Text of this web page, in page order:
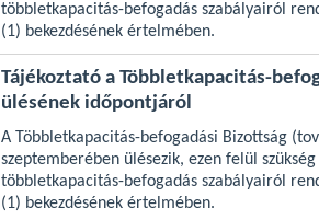
többletkapacitás-befogadás szabályairól
(1) bekezdésének értelmében.
Tájékoztató a Többletkapacitás-
ülésének időpontjáról
A Többletkapacitás-befogadási Bizottság
szeptemberében ülésezik, ezen felül
többletkapacitás-befogadás szabályairól
(1) bekezdésének értelmében.